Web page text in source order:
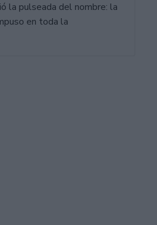
la pulseada del nombre: la
en toda la